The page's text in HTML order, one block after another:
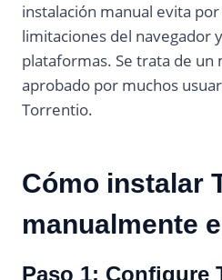
instalación manual evita
limitaciones del navegador
plataformas. Se trata de
aprobado por muchos
Torrentio.
Cómo instalar
manualmente
Paso 1: Configure